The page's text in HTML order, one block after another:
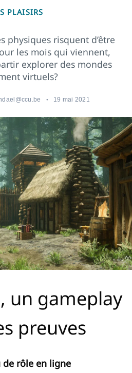
PLAISIRS
physiques risquent d’être
les mois qui viennent,
explorer des mondes
virtuels?
19 mai 2021
un gameplay
preuves
rôle en ligne